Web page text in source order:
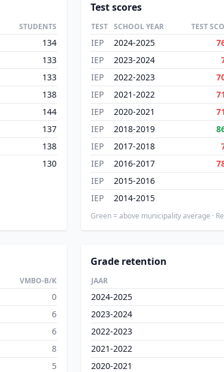
STUDENTS
134
133
133
138
144
137
138
130
Test scores
TEST SCHOOL YEAR TEST
IEP 2024-2025
IEP
2023-2024
IEP
2022-2023
IEP
2021-2022
IEP
2020-2021
IEP
2018-2019
IEP
2017-2018
IEP
2016-2017
IEP
2015-2016
IEP
2014-2015
Green = above municipality average ·
VMBO-B/K
0
6
6
8
5
Grade retention
JAAR
2024-2025
2023-2024
2022-2023
2021-2022
2020-2021